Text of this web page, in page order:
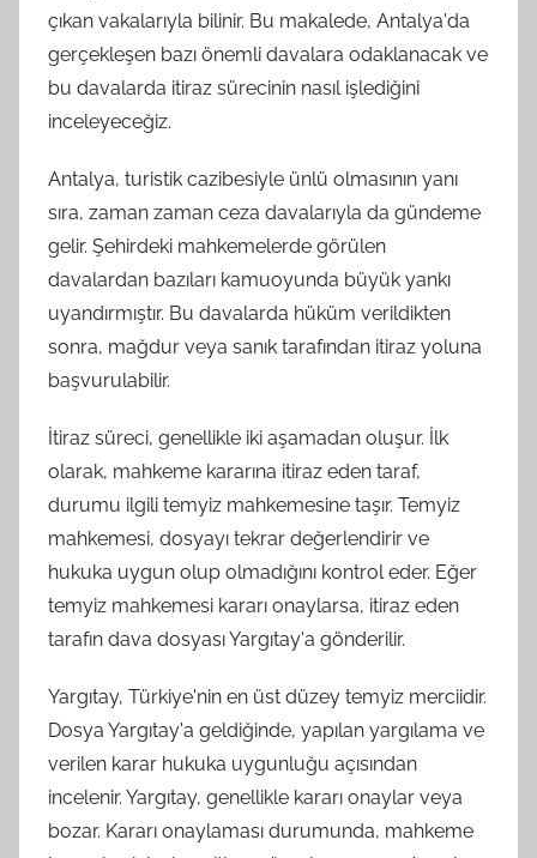
çıkan vakalarıyla bilinir. Bu makalede, Antalya'da
gerçekleşen bazı önemli davalara odaklanacak ve
bu davalarda itiraz sürecinin nasıl işlediğini
inceleyeceğiz.
Antalya, turistik cazibesiyle ünlü olmasının yanı
sıra, zaman zaman ceza davalarıyla da gündeme
gelir. Şehirdeki mahkemelerde görülen
davalardan bazıları kamuoyunda büyük yankı
uyandırmıştır. Bu davalarda hüküm verildikten
sonra, mağdur veya sanık tarafından itiraz yoluna
başvurulabilir.
İtiraz süreci, genellikle iki aşamadan oluşur. İlk
olarak, mahkeme kararına itiraz eden taraf,
durumu ilgili temyiz mahkemesine taşır. Temyiz
mahkemesi, dosyayı tekrar değerlendirir ve
hukuka uygun olup olmadığını kontrol eder. Eğer
temyiz mahkemesi kararı onaylarsa, itiraz eden
tarafın dava dosyası Yargıtay'a gönderilir.
Yargıtay, Türkiye'nin en üst düzey temyiz merciidir.
Dosya Yargıtay'a geldiğinde, yapılan yargılama ve
verilen karar hukuka uygunluğu açısından
incelenir. Yargıtay, genellikle kararı onaylar veya
bozar. Kararı onaylaması durumunda, mahkeme